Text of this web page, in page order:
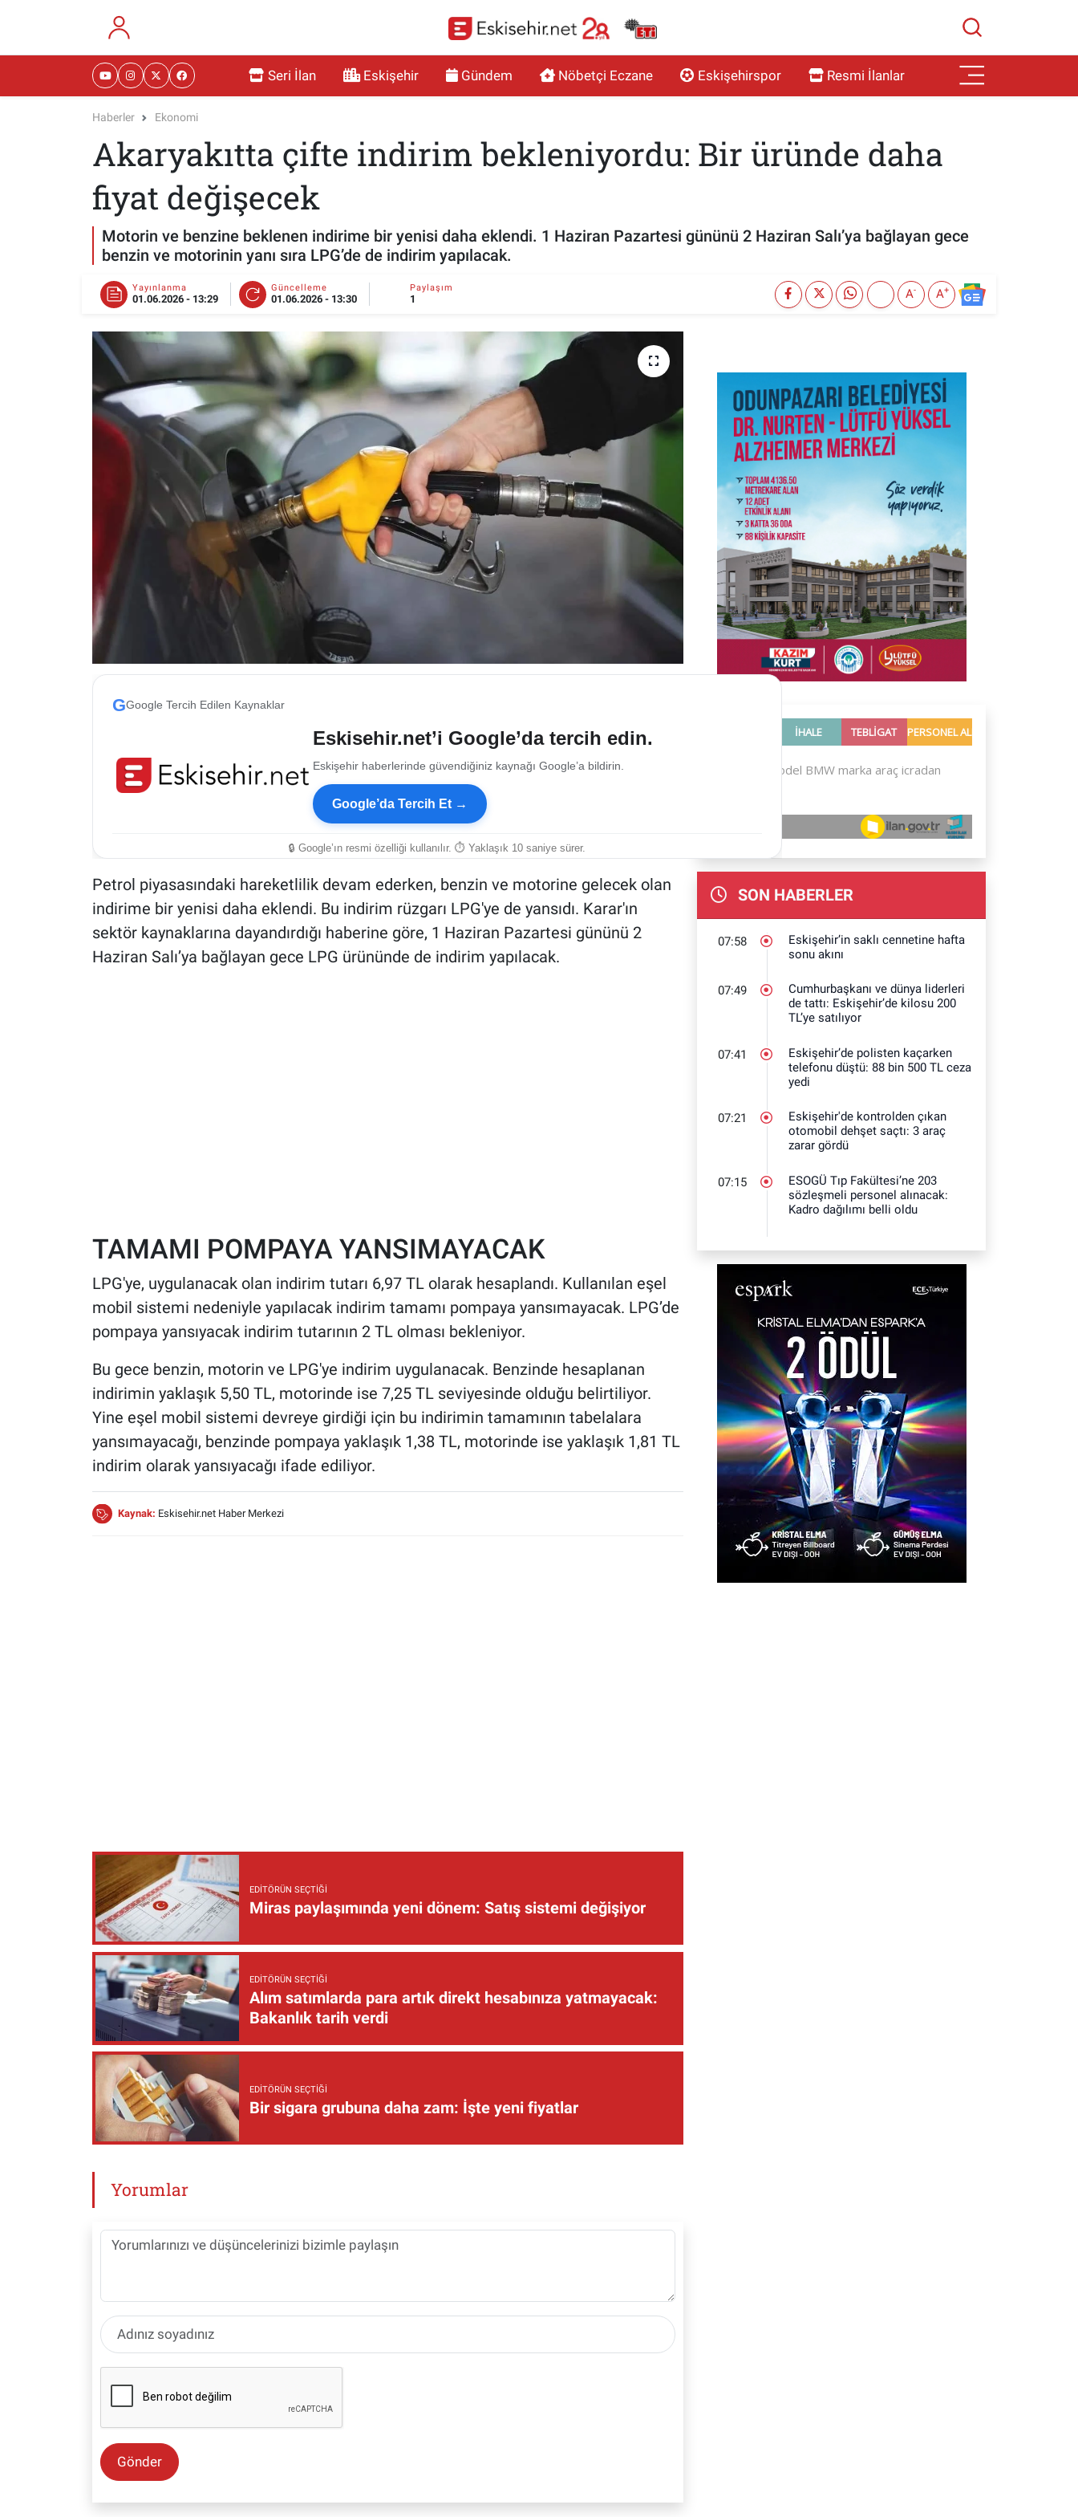
Seri İlan Eskişehir Gündem Nöbetçi Eczane Eskişehirspor Resmi İlanlar
Haberler Ekonomi
Akaryakıtta çifte indirim bekleniyordu: Bir üründe daha
fiyat değişecek
Motorin ve benzine beklenen indirime bir yenisi daha eklendi. 1 Haziran Pazartesi gününü 2 Haziran Salı’ya bağlayan gece
benzin ve motorinin yanı sıra LPG’de de indirim yapılacak.
Yayınlanma
01.06.2026 - 13:29
Güncelleme
01.06.2026 - 13:30
Paylaşım
1 A- A+
GGoogle Tercih Edilen Kaynaklar
Eskisehir.net’i Google’da tercih edin.
Eskişehir haberlerinde güvendiğiniz kaynağı Google’a bildirin.
Google’da Tercih Et →
🔒 Google’ın resmi özelliği kullanılır. ⏱ Yaklaşık 10 saniye sürer.
Petrol piyasasındaki hareketlilik devam ederken, benzin ve motorine gelecek olan
indirime bir yenisi daha eklendi. Bu indirim rüzgarı LPG'ye de yansıdı. Karar'ın
sektör kaynaklarına dayandırdığı haberine göre, 1 Haziran Pazartesi gününü 2
Haziran Salı’ya bağlayan gece LPG ürününde de indirim yapılacak.
TAMAMI POMPAYA YANSIMAYACAK
LPG'ye, uygulanacak olan indirim tutarı 6,97 TL olarak hesaplandı. Kullanılan eşel
mobil sistemi nedeniyle yapılacak indirim tamamı pompaya yansımayacak. LPG’de
pompaya yansıyacak indirim tutarının 2 TL olması bekleniyor.
Bu gece benzin, motorin ve LPG'ye indirim uygulanacak. Benzinde hesaplanan
indirimin yaklaşık 5,50 TL, motorinde ise 7,25 TL seviyesinde olduğu belirtiliyor.
Yine eşel mobil sistemi devreye girdiği için bu indirimin tamamının tabelalara
yansımayacağı, benzinde pompaya yaklaşık 1,38 TL, motorinde ise yaklaşık 1,81 TL
indirim olarak yansıyacağı ifade ediliyor.
Kaynak: Eskisehir.net Haber Merkezi
EDITÖRÜN SEÇTIĞI
Miras paylaşımında yeni dönem: Satış sistemi değişiyor
EDITÖRÜN SEÇTIĞI
Alım satımlarda para artık direkt hesabınıza yatmayacak:
Bakanlık tarih verdi
EDITÖRÜN SEÇTIĞI
Bir sigara grubuna daha zam: İşte yeni fiyatlar
Yorumlar
Gönder
SON HABERLER
07:58
Eskişehir’in saklı cennetine hafta
sonu akını
07:49
Cumhurbaşkanı ve dünya liderleri
de tattı: Eskişehir’de kilosu 200
TL’ye satılıyor
07:41
Eskişehir’de polisten kaçarken
telefonu düştü: 88 bin 500 TL ceza
yedi
07:21
Eskişehir'de kontrolden çıkan
otomobil dehşet saçtı: 3 araç
zarar gördü
07:15
ESOGÜ Tıp Fakültesi’ne 203
sözleşmeli personel alınacak:
Kadro dağılımı belli oldu
RESMİ İLANLAR
MAGAZİN
TEKNOLOJİ
ESKİŞEHİR NÖBETÇİ ECZANELER
Eskişehir Haber İçerikleri
Eskişehir Hava Durumu
Eskişehir Tramvay Saatleri
Eskişehir Nöbetçi Eczaneler
Eskişehir Namaz Vakitleri
Eskişehir Trafik Yoğunluk Haritası
Süper Lig Puan Durumu ve Fikstür
Tüm Manşetler
Son Dakika Haberleri
Haber Arşivi